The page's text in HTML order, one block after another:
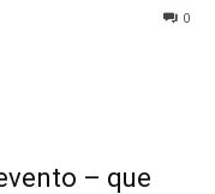
0
– que